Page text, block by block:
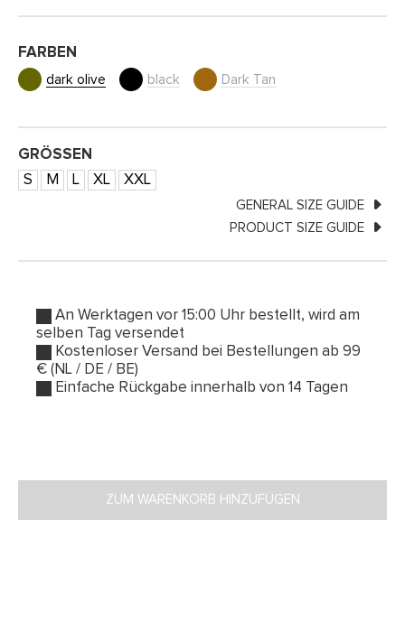
FARBEN
dark olive black Dark Tan
GRÖSSEN
S
M L XL XXL
GENERAL SIZE GUIDE
PRODUCT SIZE GUIDE
An Werktagen vor 15:00 Uhr bestellt, wird am
selben Tag versendet
Kostenloser Versand bei Bestellungen ab 99
€ (NL / DE / BE)
Einfache Rückgabe innerhalb von 14 Tagen
ZUM WARENKORB HINZUFÜGEN